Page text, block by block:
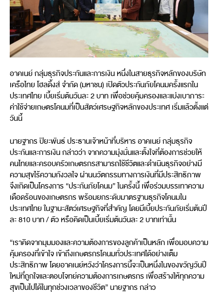
อาคเนย์ กลุ่มธุรกิจประกันและการเงิน หนึ่งในสายธุรกิจหลักของบริษัท
เครือไทย โฮลดิ้งส์ จำกัด (มหาชน) เปิดตัวประกันภัยโคนมครั้งแรกใน
ประเทศไทย เบี้ยเริ่มต้นวันละ 2 บาท เพื่อช่วยคุ้มครองและแบ่งเบาภาระ
ค่าใช้จ่ายเกษตรโคนมที่เป็นสัตว์เศรษฐกิจหลักของประเทศ เริ่มแล้วตั้งแต่
วันนี้
นายฐากร ปิยะพันธ์ ประธานเจ้าหน้าที่บริหาร อาคเนย์ กลุ่มธุรกิจ
ประกันและการเงิน กล่าวว่า จากความมุ่งมั่นและตั้งใจที่ต้องการช่วยให้
คนไทยและครอบครัวเกษตรกรสามารถใช้ชีวิตและดำเนินธุรกิจอย่างมี
ความสุขไร้ความกังวลใจ ผ่านนวัตกรรมทางการเงินที่มีประสิทธิภาพ
จึงเกิดเป็นโครงการ “ประกันภัยโคนม” ในครั้งนี้ เพื่อร่วมบรรเทาความ
เดือดร้อนของเกษตรกร พร้อมยกระดับมาตรฐานธุรกิจโคนมใน
ประเทศไทย ในฐานะสัตว์เศรษฐกิจที่สำคัญ โดยมีเบี้ยประกันภัยเริ่มต้นปี
ละ 810 บาท / ตัว หรือคิดเป็นเบี้ยเริ่มต้นวันละ 2 บาทเท่านั้น
“เราคิดจากมุมมองและความต้องการของลูกค้าเป็นหลัก เพื่อมอบความ
คุ้มครองที่เข้าใจ เข้าถึงเกษตรกรโคนมทั่วประเทศได้อย่างเต็ม
ประสิทธิภาพ โดยอาคเนย์หวังว่าโครงการนี้จะเป็นหนึ่งในของขวัญวันปี
ใหม่ที่ถูกใจและตอบโจทย์ความต้องการเกษตรกร เพื่อสร้างให้ทุกความ
สุขเป็นไปได้ในทุกช่วงเวลาของชีวิต” นายฐากร กล่าว